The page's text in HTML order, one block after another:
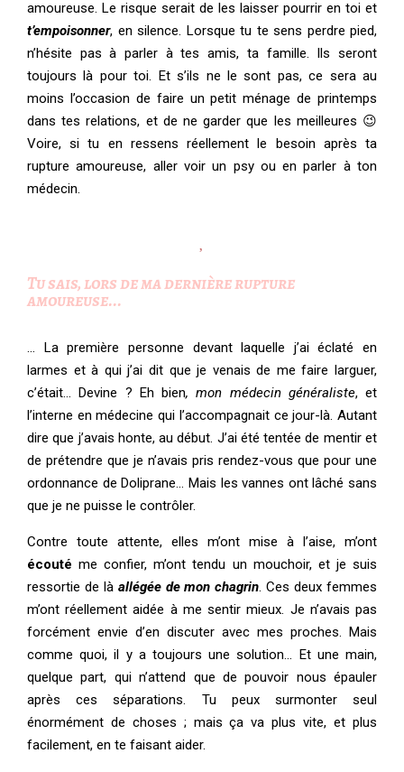
amoureuse. Le risque serait de les laisser pourrir en toi et
t’empoisonner, en silence. Lorsque tu te sens perdre pied,
n’hésite pas à parler à tes amis, ta famille. Ils seront
toujours là pour toi. Et s’ils ne le sont pas, ce sera au
moins l’occasion de faire un petit ménage de printemps
dans tes relations, et de ne garder que les meilleures 😉
Voire, si tu en ressens réellement le besoin après ta
rupture amoureuse, aller voir un psy ou en parler à ton
médecin.
Tu sais, lors de ma dernière rupture
amoureuse...
… La première personne devant laquelle j’ai éclaté en
larmes et à qui j’ai dit que je venais de me faire larguer,
c’était… Devine ? Eh bien, mon médecin généraliste, et
l’interne en médecine qui l’accompagnait ce jour-là. Autant
dire que j’avais honte, au début. J’ai été tentée de mentir et
de prétendre que je n’avais pris rendez-vous que pour une
ordonnance de Doliprane… Mais les vannes ont lâché sans
que je ne puisse le contrôler.
Contre toute attente, elles m’ont mise à l’aise, m’ont
écouté me confier, m’ont tendu un mouchoir, et je suis
ressortie de là allégée de mon chagrin. Ces deux femmes
m’ont réellement aidée à me sentir mieux. Je n’avais pas
forcément envie d’en discuter avec mes proches. Mais
comme quoi, il y a toujours une solution… Et une main,
quelque part, qui n’attend que de pouvoir nous épauler
après ces séparations. Tu peux surmonter seul
énormément de choses ; mais ça va plus vite, et plus
facilement, en te faisant aider.